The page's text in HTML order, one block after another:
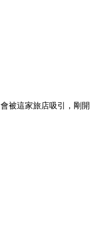
被這家旅店吸引，剛開